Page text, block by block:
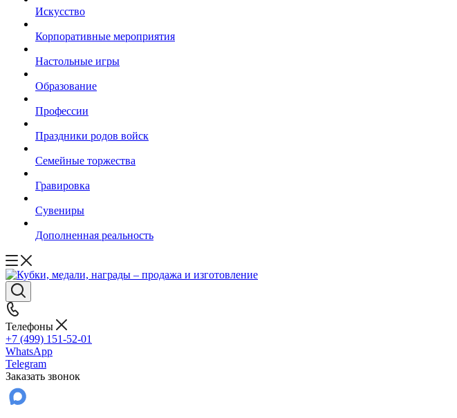
Искусство
Корпоративные мероприятия
Настольные игры
Образование
Профессии
Праздники родов войск
Семейные торжества
Гравировка
Сувениры
Дополненная реальность
Телефоны
+7 (499) 151-52-01
WhatsApp
Telegram
Заказать звонок